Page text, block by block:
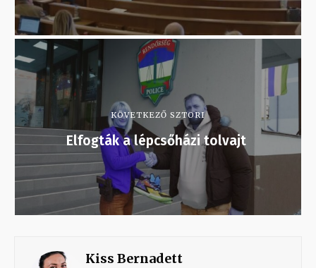
KÖVETKEZŐ SZTORI
Elfogták a lépcsőházi tolvajt
Kiss Bernadett